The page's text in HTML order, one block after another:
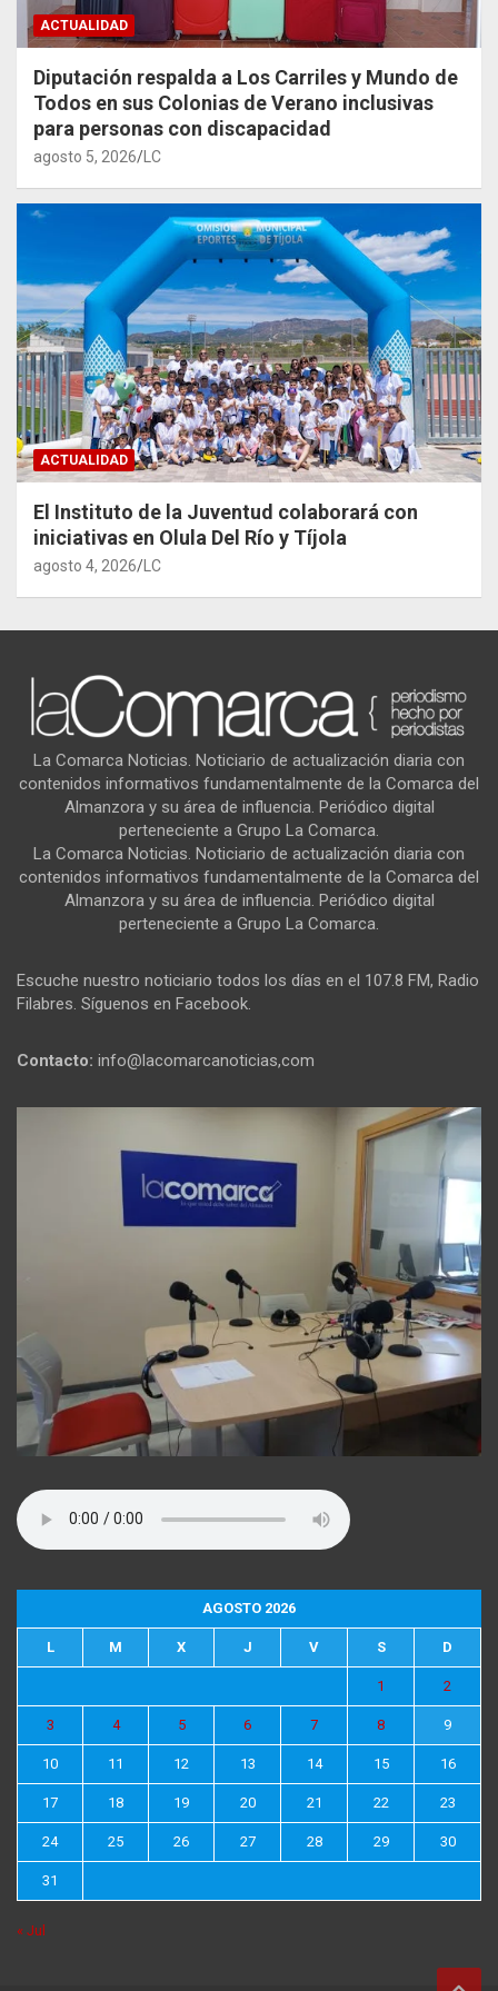
ACTUALIDAD
Diputación respalda a Los Carriles y Mundo de
Todos en sus Colonias de Verano inclusivas
para personas con discapacidad
agosto 5, 2026 LC
ACTUALIDAD
El Instituto de la Juventud colaborará con
iniciativas en Olula Del Río y Tíjola
agosto 4, 2026 LC
La Comarca Noticias. Noticiario de actualización diaria con
contenidos informativos fundamentalmente de la Comarca del
Almanzora y su área de influencia. Periódico digital
perteneciente a Grupo La Comarca.
La Comarca Noticias. Noticiario de actualización diaria con
contenidos informativos fundamentalmente de la Comarca del
Almanzora y su área de influencia. Periódico digital
perteneciente a Grupo La Comarca.
Escuche nuestro noticiario todos los días en el 107.8 FM, Radio
Filabres. Síguenos en Facebook.
Contacto: info@lacomarcanoticias,com
AGOSTO 2026
L M X J V S D
1 2
3 4 5 6 7 8 9
10 11 12 13 14 15 16
17 18 19 20 21 22 23
24 25 26 27 28 29 30
31
« Jul